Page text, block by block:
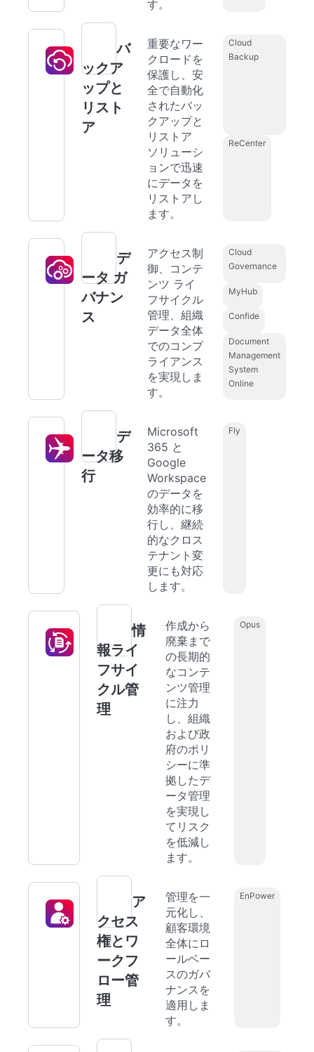
す。
バ
ックア
ップと
リスト
ア
重要なワー
クロードを
保護し、安
全で自動化
されたバッ
クアップと
リストア
ソリューシ
ョンで迅速
にデータを
リストアし
ます。
Cloud
Backup
ReCenter
デ
ータ ガ
バナン
ス
アクセス制
御、コンテ
ンツ ライ
フサイクル
管理、組織
データ全体
でのコンプ
ライアンス
を実現しま
す。
Cloud
Governance
MyHub
Confide
Document
Management
System
Online
デ
ータ移
行
Microsoft
365 と
Google
Workspace
のデータを
効率的に移
行し、継続
的なクロス
テナント変
更にも対応
します。
Fly
情
報ライ
フサイ
クル管
理
作成から
廃棄まで
の長期的
なコンテ
ンツ管理
に注力
し、組織
および政
府のポリ
シーに準
拠したデ
ータ管理
を実現し
てリスク
を低減し
ます。
Opus
ア
クセス
権とワ
ークフ
ロー管
理
管理を一
元化し、
顧客環境
全体にロ
ールベー
スのガバ
ナンスを
適用しま
す。
EnPower